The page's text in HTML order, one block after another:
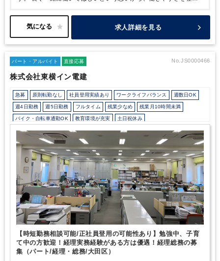
ートに合わせて調整します。お子さまの体調不良や、学校行事で
のお休みも柔軟に対応できますよ。現在、子育て中の方も活躍して
ジ入所後は、まずは先輩スタッフが業務の進め方をレクチャーい
経験の方でもご安心ください。
会計の実務経験や資格があれば難
す。 プライベートもお仕事も頑張りたいあなたを、当事務所がし
求人詳細を見る
パート・アルバイト 直接応募 No.JS0000466
株式会社東横イン電建
急募 原則転勤なし 社員登用実績あり ワークライフバランス 週数日OK
週4日勤務 週5日勤務 フルタイム 残業少なめ 残業月10時間未満
バイク・自転車通勤OK 教育環境が充実 土日祝休み
EXCELのスキルが活かせる 英語力不要 PCA
【時短勤務相談可能/正社員登用の可能性あり】勉強中、子育
て中の方歓迎！経理実務経験がある方は優遇！経理総務の募
集（パート/経理・総務/大田区）